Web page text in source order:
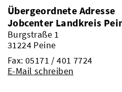
Übergeordnete Adresse
Jobcenter Landkreis
Burgstraße 1
31224 Peine
Fax: 05171 / 401 7724
E-Mail schreiben